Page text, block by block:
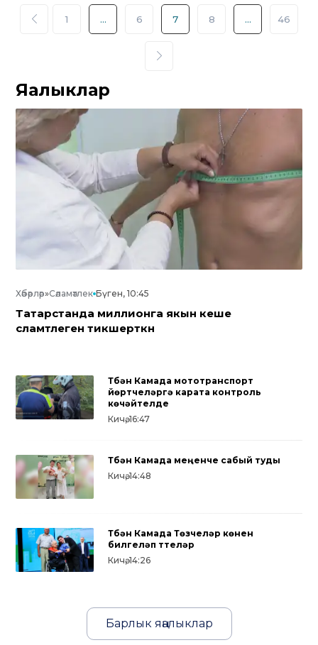
1 ... 6 7 8 ... 46
Яңалыклар
Хәбәрләр»Сәламәтлек Бүген, 10:45
Татарстанда миллионга якын кеше
сәламәтлеген тикшерткән
Түбән Камада мототранспорт
йөртүчеләргә карата контроль
көчәйтелде
Кичә, 16:47
Түбән Камада меңенче сабый туды
Кичә, 14:48
Түбән Камада Төзүчеләр көнен
билгеләп үттеләр
Кичә, 14:26
Барлык яңалыклар